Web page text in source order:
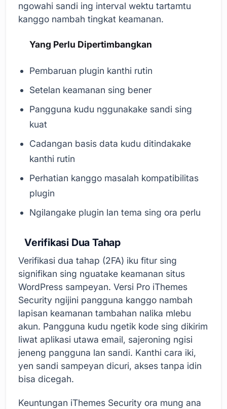
ngowahi sandi ing interval wektu tartamtu
kanggo nambah tingkat keamanan.
Yang Perlu Dipertimbangkan
Pembaruan plugin kanthi rutin
Setelan keamanan sing bener
Pangguna kudu nggunakake sandi sing
kuat
Cadangan basis data kudu ditindakake
kanthi rutin
Perhatian kanggo masalah kompatibilitas
plugin
Ngilangake plugin lan tema sing ora perlu
Verifikasi Dua Tahap
Verifikasi dua tahap (2FA) iku fitur sing
signifikan sing nguatake keamanan situs
WordPress sampeyan. Versi Pro iThemes
Security ngijini pangguna kanggo nambah
lapisan keamanan tambahan nalika mlebu
akun. Pangguna kudu ngetik kode sing dikirim
liwat aplikasi utawa email, sajeroning ngisi
jeneng pangguna lan sandi. Kanthi cara iki,
yen sandi sampeyan dicuri, akses tanpa idin
bisa dicegah.
Keuntungan iThemes Security ora mung ana